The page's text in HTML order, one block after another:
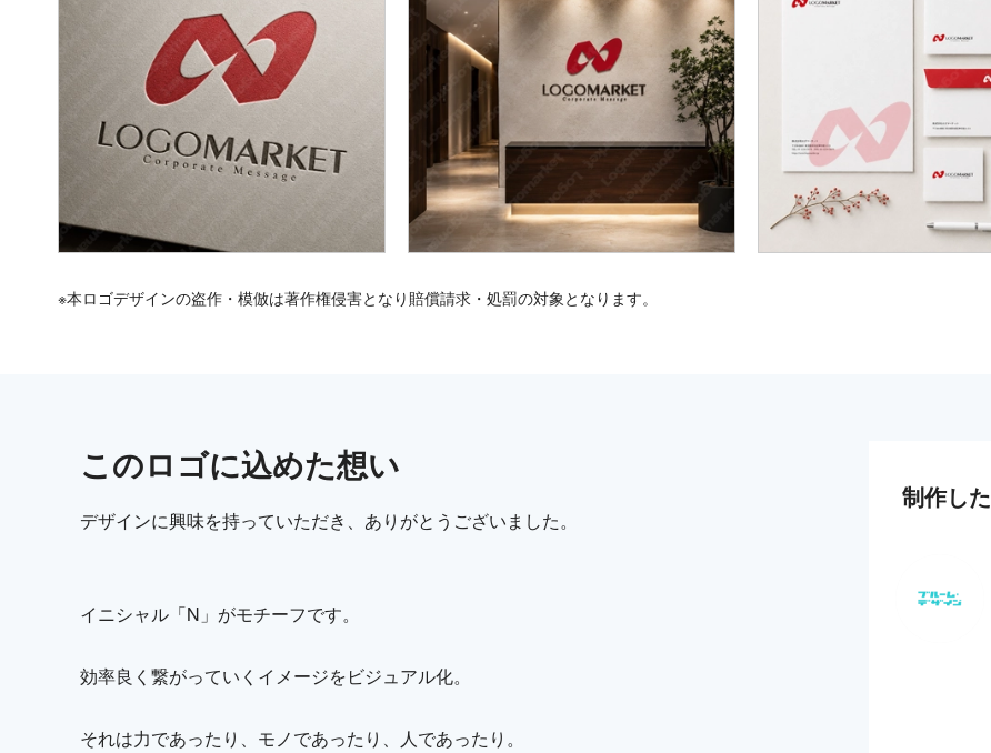
※本ロゴデザインの盗作・模倣は著作権侵害となり賠償請求・処罰の対象となります。
このロゴに込めた想い
デザインに興味を持っていただき、ありがとうございました。
イニシャル「N」がモチーフです。
効率良く繋がっていくイメージをビジュアル化。
それは力であったり、モノであったり、人であったり。
制作した